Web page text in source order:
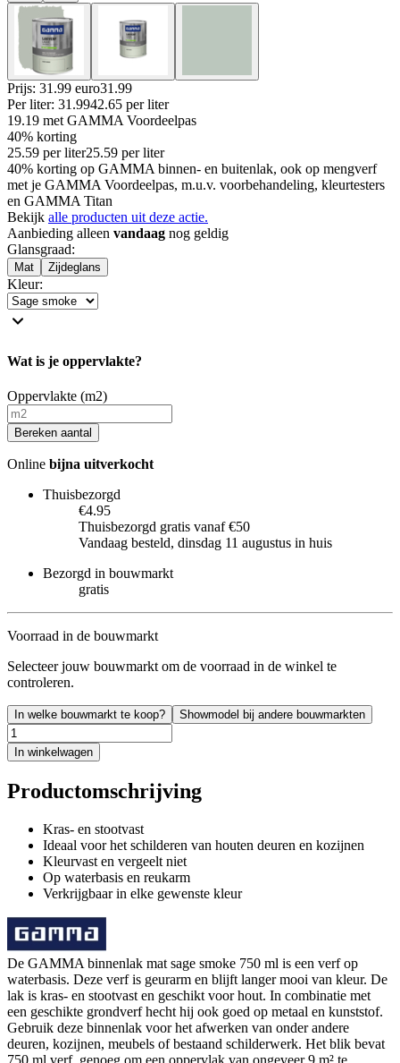
Prijs: 31.99 euro31 .99
Per liter: 31.9942.65 per liter
19.19 met GAMMA Voordeelpas
40% korting
25.59 per liter25.59 per liter
40% korting op GAMMA binnen- en buitenlak, ook op mengverf
met je GAMMA Voordeelpas, m.u.v. voorbehandeling, kleurtesters
en GAMMA Titan
Bekijk alle producten uit deze actie.
Aanbieding alleen vandaag nog geldig
Glansgraad:
Mat Zijdeglans
Kleur:
Wat is je oppervlakte?
Oppervlakte (m2)
Bereken aantal
Online bijna uitverkocht
Thuisbezorgd
€4.95
Thuisbezorgd gratis vanaf €50
Vandaag besteld, dinsdag 11 augustus in huis
Bezorgd in bouwmarkt
gratis
Voorraad in de bouwmarkt
Selecteer jouw bouwmarkt om de voorraad in de winkel te
controleren.
In welke bouwmarkt te koop? Showmodel bij andere bouwmarkten
In winkelwagen
Productomschrijving
Kras- en stootvast
Ideaal voor het schilderen van houten deuren en kozijnen
Kleurvast en vergeelt niet
Op waterbasis en reukarm
Verkrijgbaar in elke gewenste kleur
De GAMMA binnenlak mat sage smoke 750 ml is een verf op
waterbasis. Deze verf is geurarm en blijft langer mooi van kleur. De
lak is kras- en stootvast en geschikt voor hout. In combinatie met
een geschikte grondverf hecht hij ook goed op metaal en kunststof.
Gebruik deze binnenlak voor het afwerken van onder andere
deuren, kozijnen, meubels of bestaand schilderwerk. Het blik bevat